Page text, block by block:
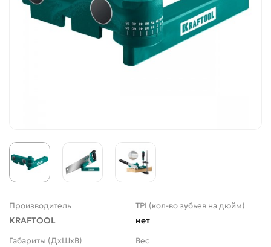
Производитель
KRAFTOOL
TPI (кол-во зубьев на дюйм)
нет
Габариты (ДхШхВ) Вес